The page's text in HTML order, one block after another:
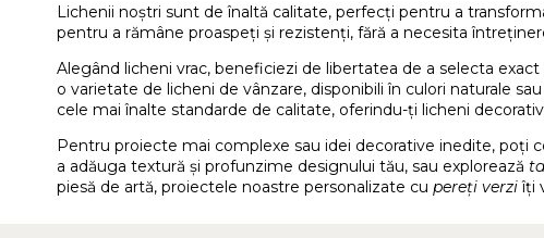
Lichenii noștri sunt de înaltă calitate, perfecți pentru a
pentru a rămâne proaspeți și rezistenți, fără a necesita
Alegând licheni vrac, beneficiezi de libertatea de a selecta
o varietate de licheni de vânzare, disponibili în culori naturale
cele mai înalte standarde de calitate, oferindu-ți licheni
Pentru proiecte mai complexe sau idei decorative inedite, poți
a adăuga textură și profunzime designului tău, sau explorează
piesă de artă, proiectele noastre personalizate cu pereți verziîți